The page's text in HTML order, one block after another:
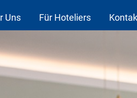
Uns Für Hoteliers